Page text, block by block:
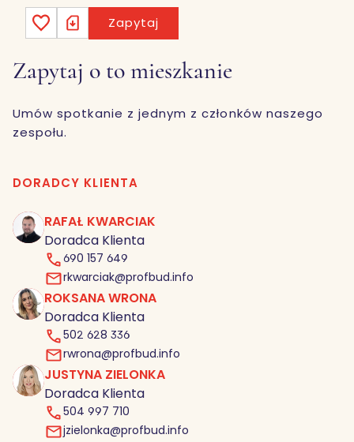
Zapytaj
Zapytaj o to mieszkanie
Umów spotkanie z jednym z członków naszego
zespołu.
DORADCY KLIENTA
RK
RAFAŁ KWARCIAK
Doradca Klienta
690 157 649
rkwarciak@profbud.info
RW ROKSANA WRONA
Doradca Klienta
502 628 336
rwrona@profbud.info
JZ
JUSTYNA ZIELONKA
Doradca Klienta
504 997 710
jzielonka@profbud.info